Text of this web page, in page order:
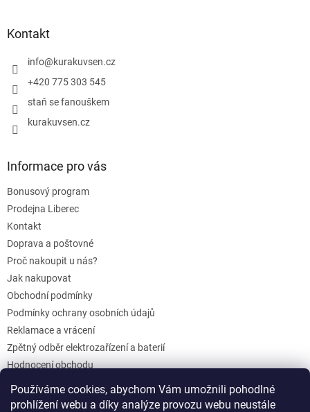
Používáme cookies, abychom Vám umožnili pohodlné
prohlížení webu a díky analýze provozu webu neustále
Kontakt
info@kurakuvsen.cz
+420 775 303 545
staň se fanouškem
kurakuvsen.cz
Informace pro vás
Bonusový program
Prodejna Liberec
Kontakt
Doprava a poštovné
Proč nakoupit u nás?
Jak nakupovat
Obchodní podmínky
Podmínky ochrany osobních údajů
Reklamace a vrácení
Zpětný odběr elektrozařízení a baterií
Hodnocení obchodu
Dárkové poukazy
Blog